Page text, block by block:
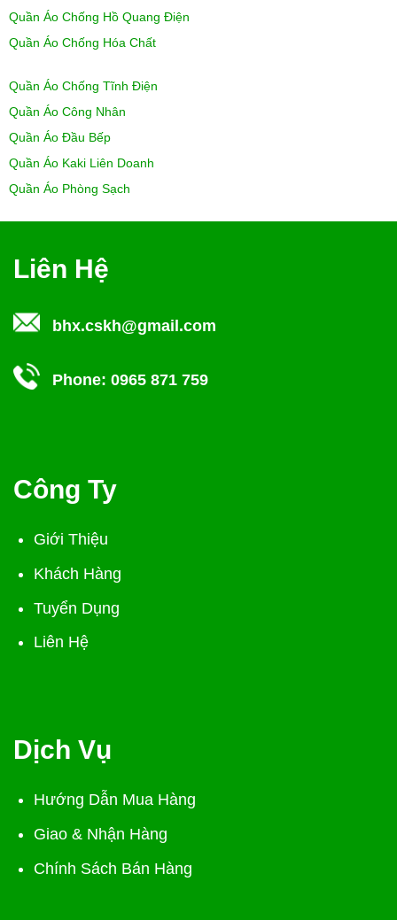
Quần Áo Chống Hồ Quang Điện
Quần Áo Chống Hóa Chất
Quần Áo Chống Tĩnh Điện
Quần Áo Công Nhân
Quần Áo Đầu Bếp
Quần Áo Kaki Liên Doanh
Quần Áo Phòng Sạch
Liên Hệ
bhx.cskh@gmail.com
Phone: 0965 871 759
Công Ty
Giới Thiệu
Khách Hàng
Tuyển Dụng
Liên Hệ
Dịch Vụ
Hướng Dẫn Mua Hàng
Giao & Nhận Hàng
Chính Sách Bán Hàng